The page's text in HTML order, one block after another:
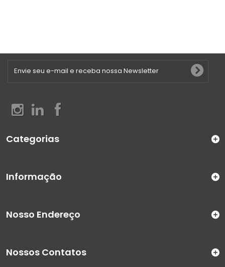
Categorias
Informação
Nosso Endereço
Nossos Contatos